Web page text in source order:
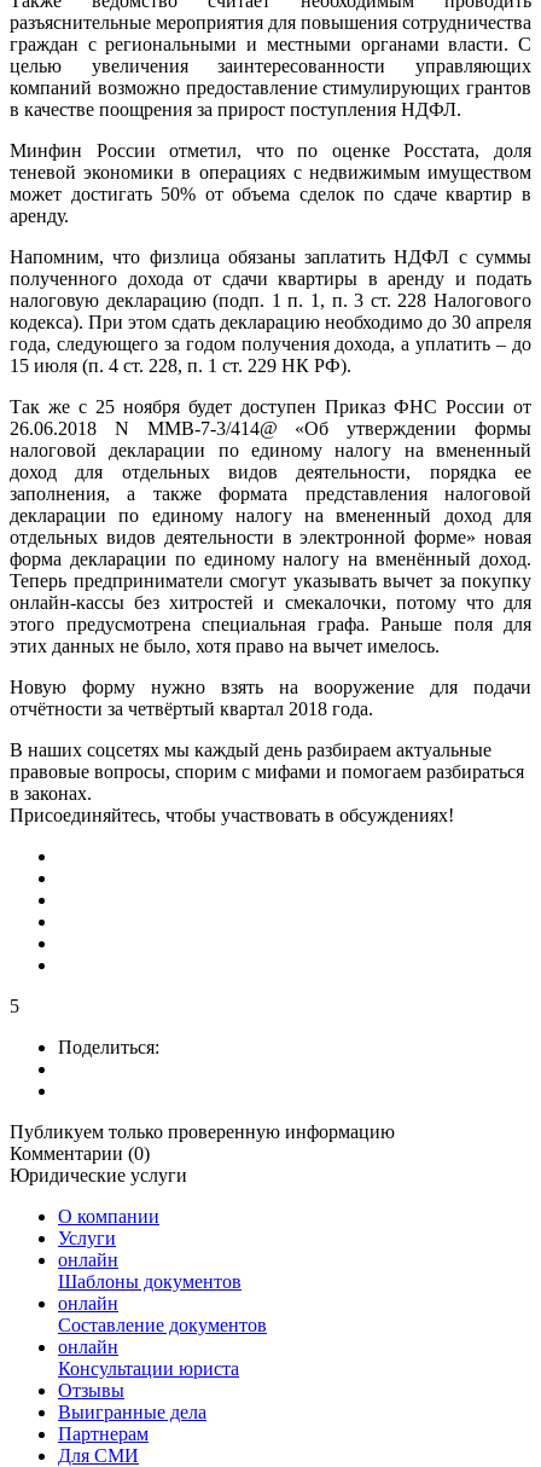
разъяснительные мероприятия для повышения сотрудничества
граждан с региональными и местными органами власти. С
целью увеличения заинтересованности управляющих
компаний возможно предоставление стимулирующих грантов
в качестве поощрения за прирост поступления НДФЛ.
Минфин России отметил, что по оценке Росстата, доля
теневой экономики в операциях с недвижимым имуществом
может достигать 50% от объема сделок по сдаче квартир в
аренду.
Напомним, что физлица обязаны заплатить НДФЛ с суммы
полученного дохода от сдачи квартиры в аренду и подать
налоговую декларацию (подп. 1 п. 1, п. 3 ст. 228 Налогового
кодекса). При этом сдать декларацию необходимо до 30 апреля
года, следующего за годом получения дохода, а уплатить – до
15 июля (п. 4 ст. 228, п. 1 ст. 229 НК РФ).
Так же с 25 ноября будет доступен Приказ ФНС России от
26.06.2018 N ММВ-7-3/414@ «Об утверждении формы
налоговой декларации по единому налогу на вмененный
доход для отдельных видов деятельности, порядка ее
заполнения, а также формата представления налоговой
декларации по единому налогу на вмененный доход для
отдельных видов деятельности в электронной форме» новая
форма декларации по единому налогу на вменённый доход.
Теперь предприниматели смогут указывать вычет за покупку
онлайн-кассы без хитростей и смекалочки, потому что для
этого предусмотрена специальная графа. Раньше поля для
этих данных не было, хотя право на вычет имелось.
Новую форму нужно взять на вооружение для подачи
отчётности за четвёртый квартал 2018 года.
В наших соцсетях мы каждый день разбираем актуальные
правовые вопросы, спорим с мифами и помогаем разбираться
в законах.
Присоединяйтесь, чтобы участвовать в обсуждениях!
5
Поделиться:
Публикуем только проверенную информацию
Комментарии (0)
Юридические услуги
О компании
Услуги
онлайн
Шаблоны документов
онлайн
Составление документов
онлайн
Консультации юриста
Отзывы
Выигранные дела
Партнерам
Для СМИ